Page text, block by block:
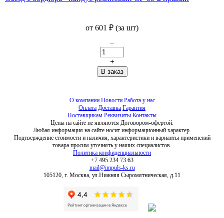
от 601 ₽ (за шт)
–
+
О компании Новости Работа у нас
Оплата Доставка Гарантия
Поставщикам Реквизиты Контакты
Цены на сайте не являются Договором-офертой.
Любая информация на сайте носит информационный характер.
Подтверждение стоимости и наличия, характеристики и варианты применений
товара просим уточнять у наших специалистов.
Политика конфиденциальности
+7 495 234 73 63
mail@impuls-ks.ru
105120, г. Москва, ул.Нижняя Сыромятническая, д.11